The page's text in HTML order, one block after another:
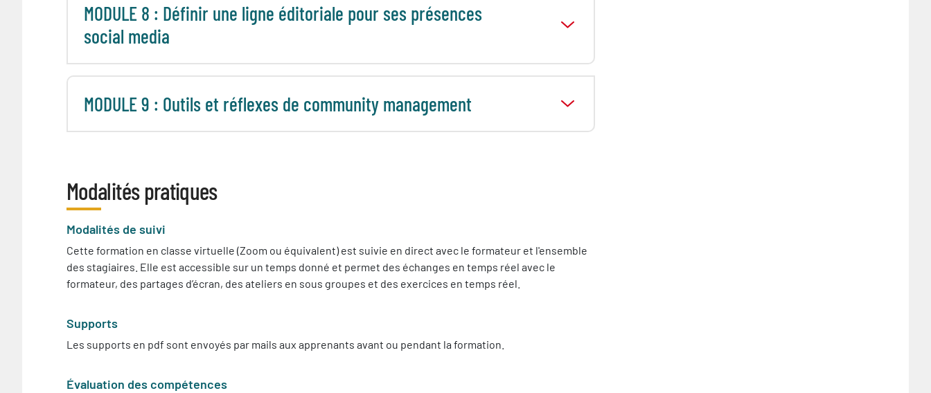
MODULE 8 : Définir une ligne éditoriale pour ses présences
social media
MODULE 9 : Outils et réflexes de community management
Modalités pratiques
Modalités de suivi
Cette formation en classe virtuelle (Zoom ou équivalent) est suivie en direct avec le formateur et l'ensemble
des stagiaires. Elle est accessible sur un temps donné et permet des échanges en temps réel avec le
formateur, des partages d’écran, des ateliers en sous groupes et des exercices en temps réel.
Supports
Les supports en pdf sont envoyés par mails aux apprenants avant ou pendant la formation.
Évaluation des compétences